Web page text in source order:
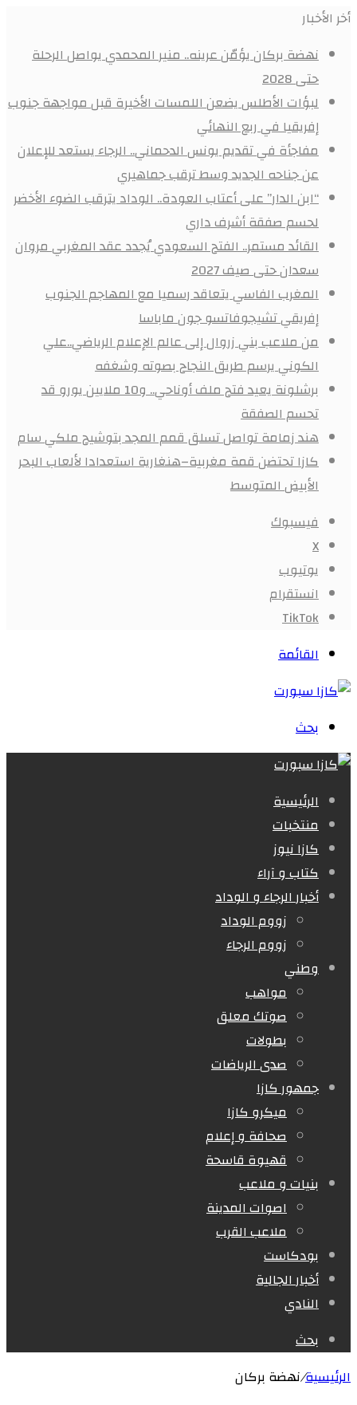
أخر الأخبار
نهضة بركان يؤمّن عرينه.. منير المحمدي يواصل الرحلة
حتى 2028
لبؤات الأطلس يضعن اللمسات الأخيرة قبل مواجهة جنوب
إفريقيا في ربع النهائي
مفاجأة في تقديم يونس الدحماني.. الرجاء يستعد للإعلان
عن جناحه الجديد وسط ترقب جماهيري
“ابن الدار” على أعتاب العودة.. الوداد يترقب الضوء الأخضر
لحسم صفقة أشرف داري
القائد مستمر.. الفتح السعودي يُجدد عقد المغربي مروان
سعدان حتى صيف 2027
المغرب الفاسي يتعاقد رسميا مع المهاجم الجنوب
إفريقي تشيجوفاتسو جون ماباسا
من ملاعب بني زروال إلى عالم الإعلام الرياضي..علي
الكوني يرسم طريق النجاح بصوته وشغفه
برشلونة يعيد فتح ملف أوناحي.. و10 ملايين يورو قد
تحسم الصفقة
هند زمامة تواصل تسلق قمم المجد بتوشيح ملكي سام
كازا تحتضن قمة مغربية–هنغارية استعدادا لألعاب البحر
الأبيض المتوسط
فيسبوك
X
يوتيوب
انستقرام
‫TikTok
القائمة
بحث
الرئيسية
منتخبات
كازا نيوز
كتاب و آراء
أخبار الرجاء و الوداد
زووم الوداد
زووم الرجاء
وطني
مواهب
صوتك معلق
بطولات
صدى الرياضات
جمهور كازا
ميكرو كازا
صحافة و إعلام
قهيوة قاسحة
بنيات و ملاعب
اصوات المدينة
ملاعب القرب
بودكاست
أخبار الجالية
النادي
بحث
الرئيسية/نهضة بركان